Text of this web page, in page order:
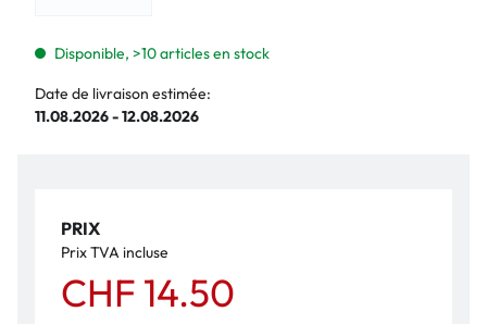
Disponible, >10 articles en stock
Date de livraison estimée:
11.08.2026 - 12.08.2026
PRIX
Prix TVA incluse
CHF 14.50